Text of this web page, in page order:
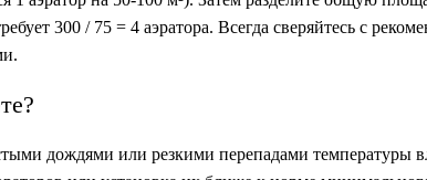
300 / 75 = 4 аэратора. Всегда сверяйтесь с
дождями или резкими перепадами температуры